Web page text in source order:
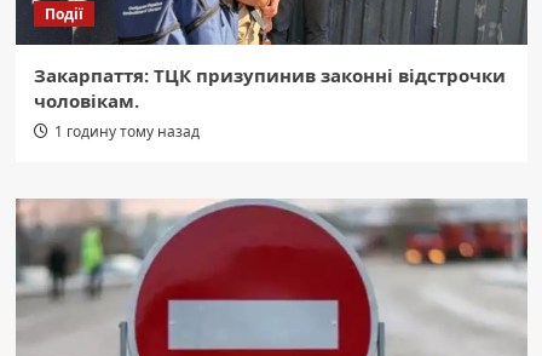
Події
Закарпаття: ТЦК призупинив законні відстрочки
чоловікам.
1 годину тому назад